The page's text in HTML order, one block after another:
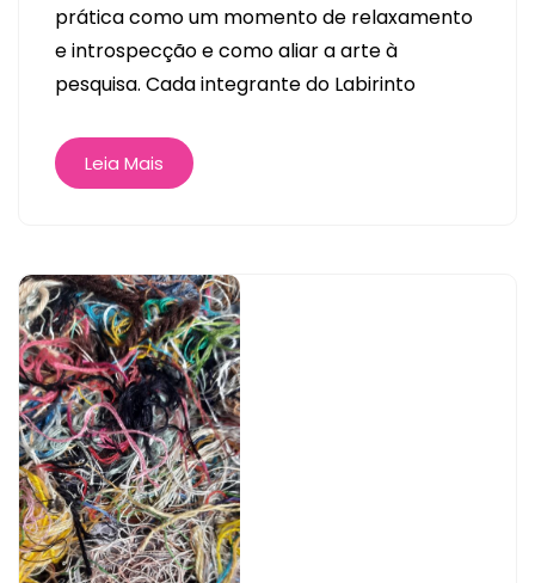
prática como um momento de relaxamento
e introspecção e como aliar a arte à
pesquisa. Cada integrante do Labirinto
Leia Mais